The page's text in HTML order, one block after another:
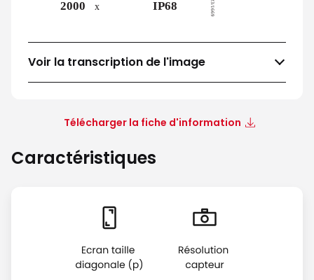
Voir la transcription de l'image
Télécharger la fiche d'information
Caractéristiques